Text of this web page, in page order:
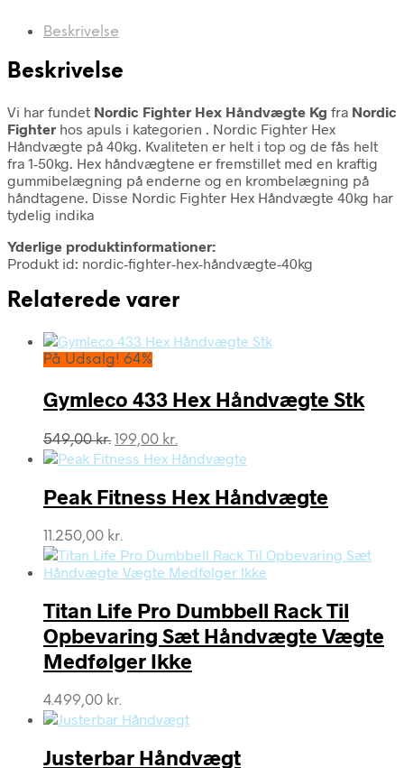
Beskrivelse
Beskrivelse
Vi har fundet Nordic Fighter Hex Håndvægte Kg fra Nordic
Fighter hos apuls i kategorien . Nordic Fighter Hex
Håndvægte på 40kg. Kvaliteten er helt i top og de fås helt
fra 1-50kg. Hex håndvægtene er fremstillet med en kraftig
gummibelægning på enderne og en krombelægning på
håndtagene. Disse Nordic Fighter Hex Håndvægte 40kg har
tydelig indika
Yderlige produktinformationer:
Produkt id: nordic-fighter-hex-håndvægte-40kg
Relaterede varer
På Udsalg! 64%
Gymleco 433 Hex Håndvægte Stk
549,00kr. Den
oprindelige
var:
549,00 kr..
199,00 kr.
aktuelle
er:
199,00 kr..
Peak Fitness Hex Håndvægte
11.250,00 kr.
Titan Life Pro Dumbbell Rack Til
Opbevaring Sæt Håndvægte Vægte
Medfølger Ikke
4.499,00 kr.
Justerbar Håndvægt